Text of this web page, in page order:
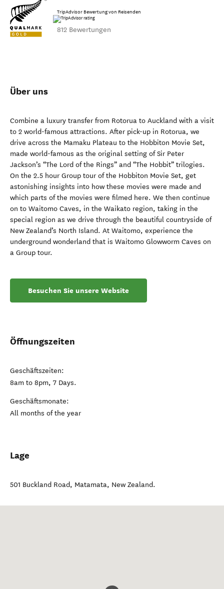
TripAdvisor Bewertung von Reisenden
812 Bewertungen
Über uns
Combine a luxury transfer from Rotorua to Auckland with a visit
to 2 world-famous attractions. After pick-up in Rotorua, we
drive across the Mamaku Plateau to the Hobbiton Movie Set,
made world-famous as the original setting of Sir Peter
Jackson’s “The Lord of the Rings” and “The Hobbit” trilogies.
On the 2.5 hour Group tour of the Hobbiton Movie Set, get
astonishing insights into how these movies were made and
which parts of the movies were filmed here. We then continue
on to Waitomo Caves, in the Waikato region, taking in the
special region as we drive through the beautiful countryside of
New Zealand’s North Island. At Waitomo, experience the
underground wonderland that is Waitomo Glowworm Caves on
a Group tour.
Besuchen Sie unsere Website
Öffnungszeiten
Geschäftszeiten:
8am to 8pm, 7 Days.
Geschäftsmonate:
All months of the year
Lage
501 Buckland Road, Matamata, New Zealand.